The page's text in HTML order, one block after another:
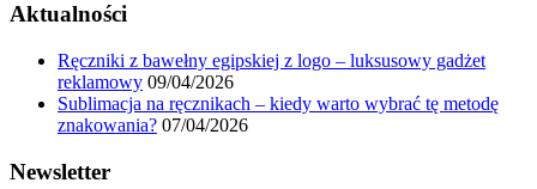
Aktualności
Ręczniki z bawełny egipskiej z logo – luksusowy gadżet
reklamowy 09/04/2026
Sublimacja na ręcznikach – kiedy warto wybrać tę metodę
znakowania? 07/04/2026
Newsletter